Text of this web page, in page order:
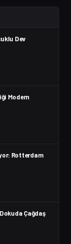
Dev
Modern
Rotterdam
Çağdaş